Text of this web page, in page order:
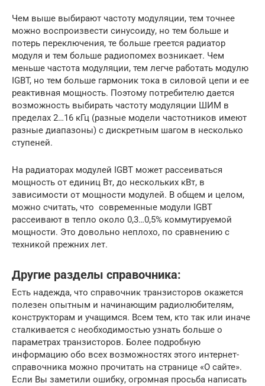
Чем выше выбирают частоту модуляции, тем точнее
можно воспроизвести синусоиду, но тем больше и
потерь переключения, те больше греется радиатор
модуля и тем больше радиопомех возникает. Чем
меньше частота модуляции, тем легче работать модулю
IGBT, но тем больше гармоник тока в силовой цепи и ее
реактивная мощность. Поэтому потребителю дается
возможность выбирать частоту модуляции ШИМ в
пределах 2…16 кГц (разные модели частотников имеют
разные диапазоны) с дискретным шагом в несколько
ступеней.
На радиаторах модулей IGBT может рассеиваться
мощность от единиц Вт, до нескольких кВт, в
зависимости от мощности модулей. В общем и целом,
можно считать, что современные модули IGBT
рассеивают в тепло около 0,3…0,5% коммутируемой
мощности. Это довольно неплохо, по сравнению с
техникой прежних лет.
Другие разделы справочника:
Есть надежда, что справочник транзисторов окажется
полезен опытным и начинающим радиолюбителям,
конструкторам и учащимся. Всем тем, кто так или иначе
сталкивается с необходимостью узнать больше о
параметрах транзисторов. Более подробную
информацию обо всех возможностях этого интернет-
справочника можно прочитать на странице «О сайте».
Если Вы заметили ошибку, огромная просьба написать